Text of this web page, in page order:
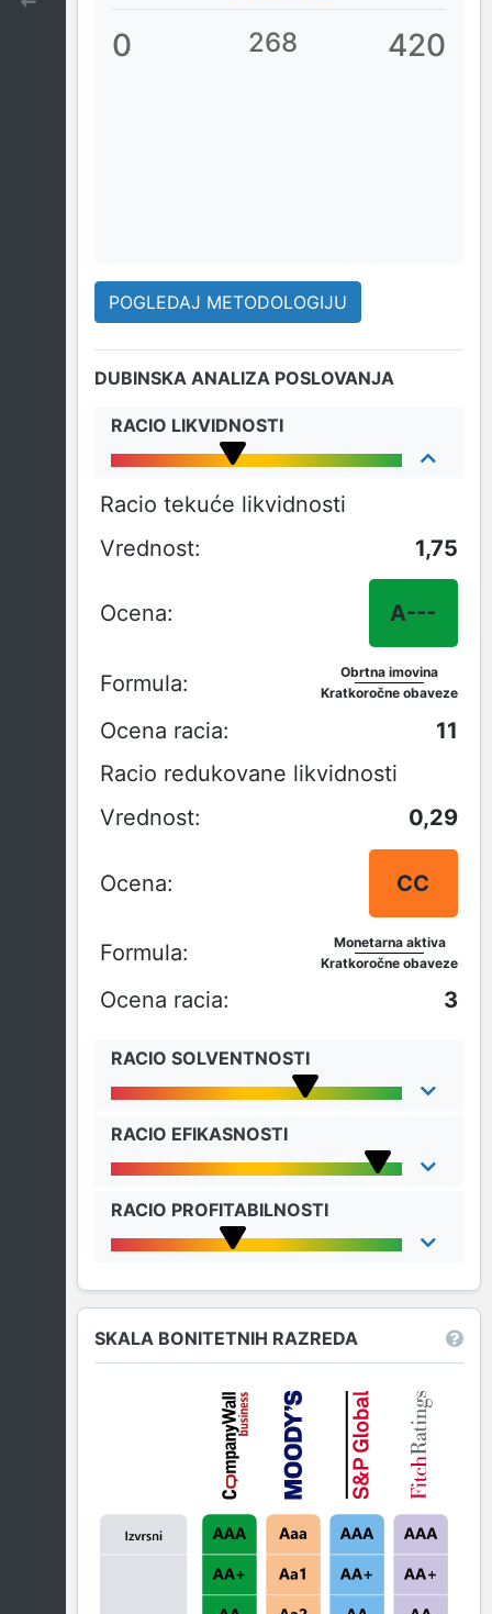
0 268 420
POGLEDAJ METODOLOGIJU
DUBINSKA ANALIZA POSLOVANJA
RACIO LIKVIDNOSTI
Racio tekuće likvidnosti
1,75
A---
Obrtna imovina
Kratkoročne obaveze
11
Racio redukovane likvidnosti
0,29
CC
Monetarna aktiva
Kratkoročne obaveze
3
RACIO SOLVENTNOSTI
RACIO EFIKASNOSTI
RACIO PROFITABILNOSTI
SKALA BONITETNIH RAZREDA